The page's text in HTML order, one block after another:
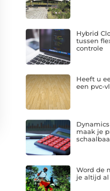
Hybrid
tussen
controle
Heeft u
een pvc-
maak je
Word de
je altijd